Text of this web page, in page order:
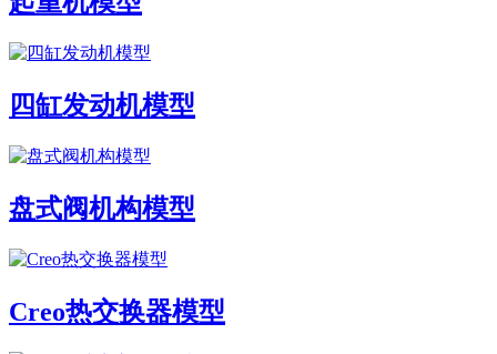
四缸发动机模型
盘式阀机构模型
Creo热交换器模型